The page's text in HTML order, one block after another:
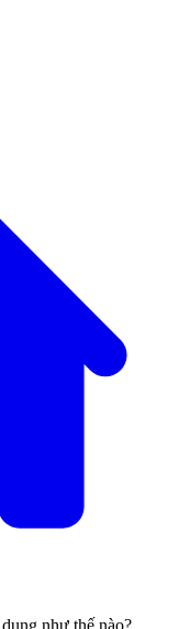
như thế nào?